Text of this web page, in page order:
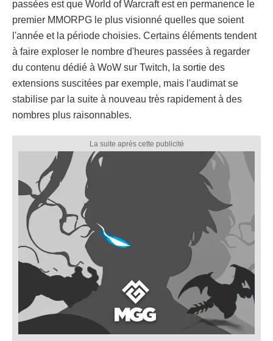
passées est que World of Warcraft est en permanence le
premier MMORPG le plus visionné quelles que soient
l'année et la période choisies. Certains éléments tendent
à faire exploser le nombre d'heures passées à regarder
du contenu dédié à WoW sur Twitch, la sortie des
extensions suscitées par exemple, mais l'audimat se
stabilise par la suite à nouveau très rapidement à des
nombres plus raisonnables.